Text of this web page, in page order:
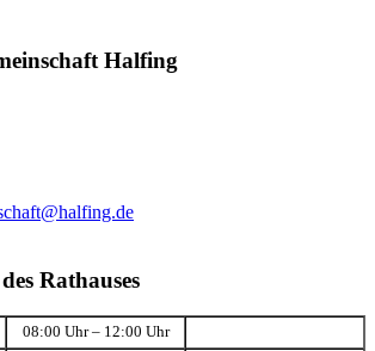
Halfing
Rathauses
08:00 Uhr – 12:00 Uhr